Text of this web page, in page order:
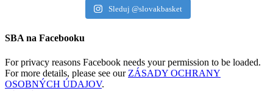
Sleduj @slovakbasket
SBA na Facebooku
For privacy reasons Facebook needs your permission to be loaded.
For more details, please see our ZÁSADY OCHRANY
OSOBNÝCH ÚDAJOV.